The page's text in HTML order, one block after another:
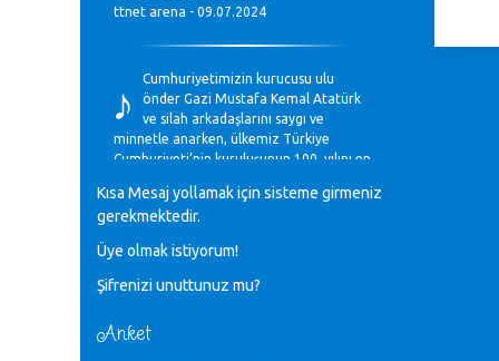
ttnet arena - 09.07.2024
♪
Cumhuriyetimizin kurucusu ulu
önder Gazi Mustafa Kemal Atatürk
ve silah arkadaşlarını saygı ve
minnetle anarken, ülkemiz Türkiye
Cumhuriyeti’nin kuruluşunun 100. yılını en
Mavi Nota - 28.10.2023
♪
Müzik Bölümlerinin Eğitim
Gülşah Sargın Kaptaş - 28.10.2023
Kısa Mesaj yollamak için sisteme girmeniz
gerekmektedir.
Üye olmak istiyorum!
Şifrenizi unuttunuz mu?
Anket